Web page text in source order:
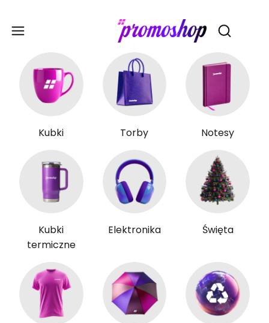
Otwórz
Kubki Torby Notesy
Kubki
termiczne
Elektronika Święta